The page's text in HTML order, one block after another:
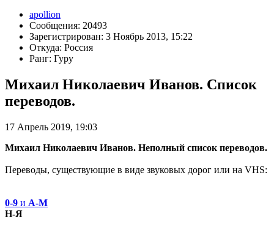
apollion
Сообщения: 20493
Зарегистрирован: 3 Ноябрь 2013, 15:22
Откуда: Россия
Ранг: Гуру
Михаил Николаевич Иванов. Список
переводов.
17 Апрель 2019, 19:03
Михаил Николаевич Иванов. Неполный список переводов.
Переводы, существующие в виде звуковых дорог или на VHS:
0-9 и А-М
Н-Я